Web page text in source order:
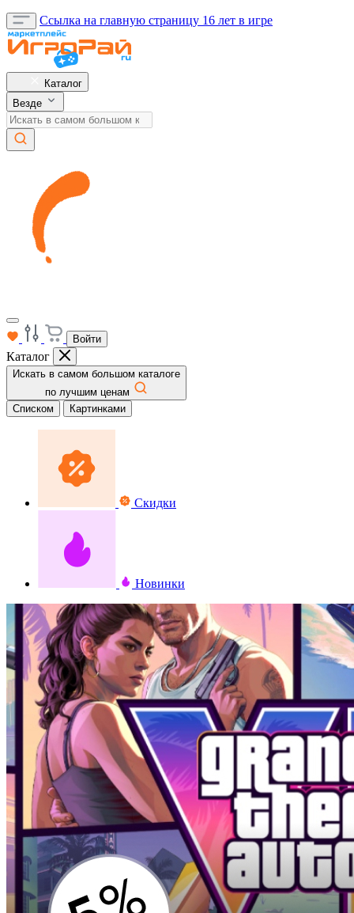
Ссылка на главную страницу 16 лет в игре
Каталог
Везде
Войти
Каталог
Искать в самом большом каталоге
по лучшим ценам
Списком
Картинками
Скидки
Новинки